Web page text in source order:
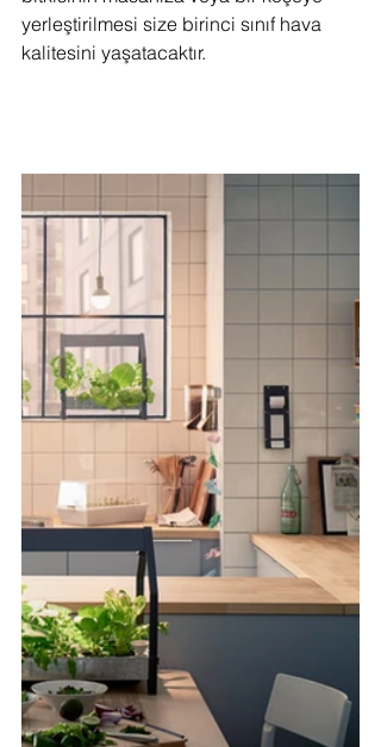
yerleştirilmesi size birinci sınıf hava
kalitesini yaşatacaktır.